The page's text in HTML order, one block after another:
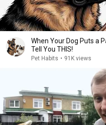
When Your Dog Puts a
Tell You THIS!
Pet Habits • 91K views